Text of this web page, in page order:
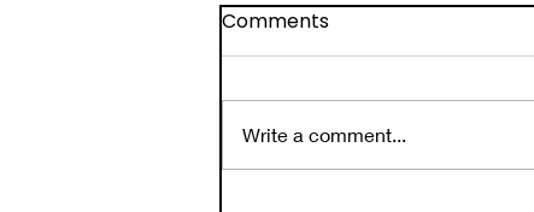
Comments
Write a comment...